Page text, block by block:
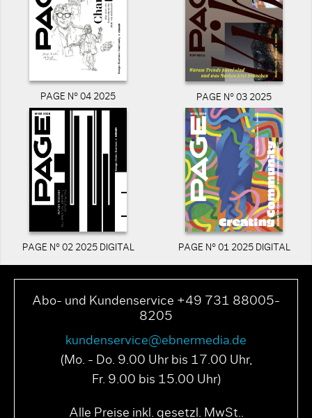
PAGE N° 04 2025 PAGE N° 03 2025
PAGE N° 02 2025 DIGITAL PAGE N° 01 2025 DIGITAL
Abo- und Kundenservice +49 731 88005-
8205
kundenservice@ebnermedia.de
(Mo. - Do. 9.00 Uhr bis 17.00 Uhr,
Fr. 9.00 bis 15.00 Uhr)
Alle Preise inkl. gesetzl. MwSt..